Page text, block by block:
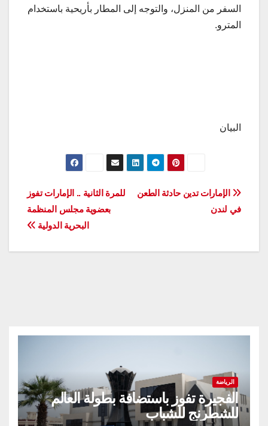
السفر من المنزل، والتوجه إلى المطار بأريحية باستخدام
المترو.
البيان
تصفّح
المقالات
للمرة الثانية .. الإمارات تفوز
بعضوية مجلس المنظمة
البحرية الدولية
الإمارات تدين حادثة الطعن
في لندن
الرياضة
الفجيرة تفوز باستضافة بطولة العالم
للشطرنج للشباب